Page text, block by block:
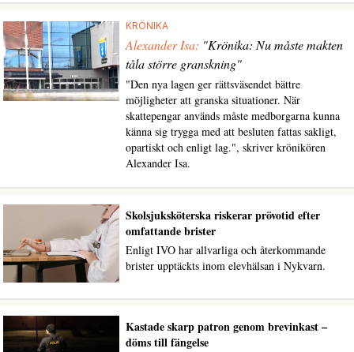
KRÖNIKA
Alexander Isa: "Krönika: Nu måste makten
tåla större granskning"
"Den nya lagen ger rättsväsendet bättre
möjligheter att granska situationer. När
skattepengar används måste medborgarna kunna
känna sig trygga med att besluten fattas sakligt,
opartiskt och enligt lag.", skriver krönikören
Alexander Isa.
Skolsjuksköterska riskerar prövotid efter
omfattande brister
Enligt IVO har allvarliga och återkommande
brister upptäckts inom elevhälsan i Nykvarn.
Kastade skarp patron genom brevinkast –
döms till fängelse